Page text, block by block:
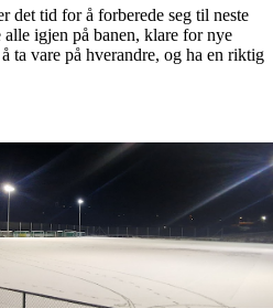
det tid for å forberede seg til neste
alle igjen på banen, klare for nye
ta vare på hverandre, og ha en riktig